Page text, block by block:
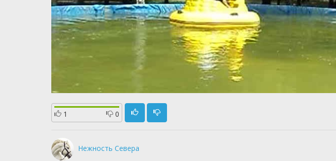
1 0
Нежность Севера